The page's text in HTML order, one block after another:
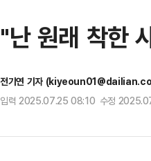
"난 원래 착한
전기연 기자
입력 2025.07.25 08:10 수정